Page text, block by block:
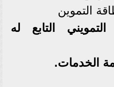
التموين
التابع له
الخدمات.